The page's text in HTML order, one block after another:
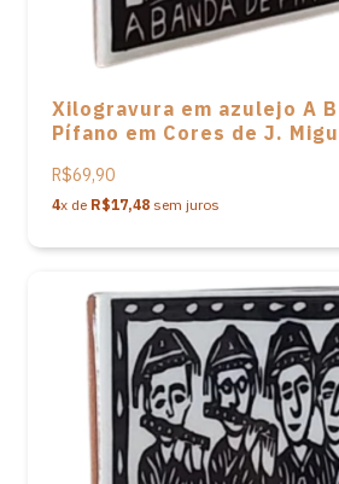
Xilogravura em azulejo A
Pífano em Cores de J.
R$69,90
4x de R$17,48 sem juros